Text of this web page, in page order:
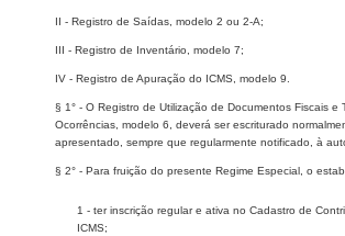
II - Registro de Saídas, modelo 2 ou 2-A;
III - Registro de Inventário, modelo 7;
IV - Registro de Apuração do ICMS, modelo 9.
§ 1° - O Registro de Utilização de Documentos Fiscais e
Ocorrências, modelo 6, deverá ser escriturado
apresentado, sempre que regularmente notificado, à
§ 2° - Para fruição do presente Regime Especial, o
1 - ter inscrição regular e ativa no Cadastro de
ICMS;